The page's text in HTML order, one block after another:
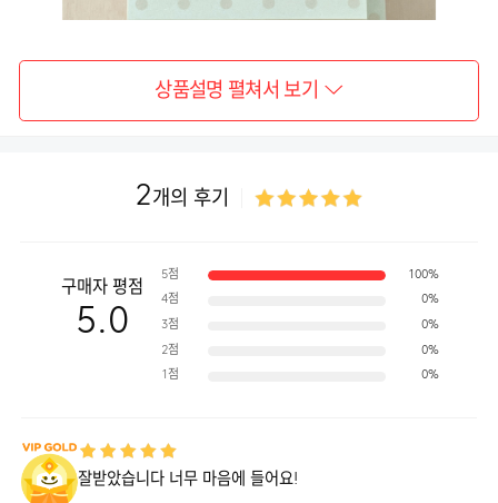
상품설명 펼쳐서 보기
2개의 후기
구매자 평점
5.0
5점 100%
4점 0%
3점 0%
2점 0%
1점 0%
잘받았습니다 너무 마음에 들어요!